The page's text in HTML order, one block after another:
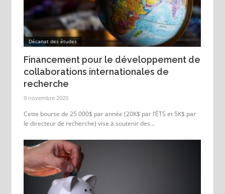
Décanat des études
Financement pour le développement de
collaborations internationales de
recherche
9 novembre 2020
Cette bourse de 25 000$ par année (20K$ par l’ÉTS et 5K$ par
le directeur de recherche) vise à soutenir des...